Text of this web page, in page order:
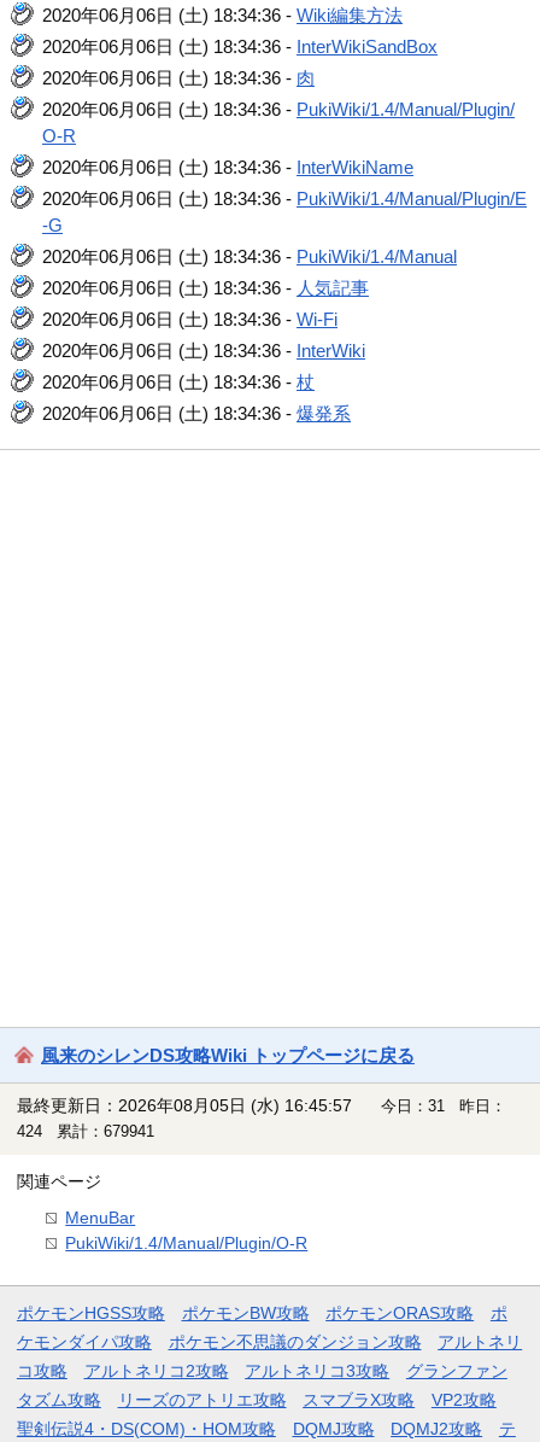
2020年06月06日 (土) 18:34:36 -Wiki編集方法
2020年06月06日 (土) 18:34:36 - InterWikiSandBox
2020年06月06日 (土) 18:34:36 - 肉
2020年06月06日 (土) 18:34:36 - PukiWiki/1.4/Manual/Plugin/
O-R
2020年06月06日 (土) 18:34:36 - InterWikiName
2020年06月06日 (土) 18:34:36 - PukiWiki/1.4/Manual/Plugin/E
-G
2020年06月06日 (土) 18:34:36 - PukiWiki/1.4/Manual
2020年06月06日 (土) 18:34:36 - 人気記事
2020年06月06日 (土) 18:34:36 -Wi-Fi
2020年06月06日 (土) 18:34:36 - InterWiki
2020年06月06日 (土) 18:34:36 -杖
2020年06月06日 (土) 18:34:36 -爆発系
風来のシレンDS攻略Wiki トップページに戻る
最終更新日：2026年08月05日 (水) 16:45:57
今日：31 昨日：
424 累計：679941
関連ページ
MenuBar
PukiWiki/1.4/Manual/Plugin/O-R
ポケモンHGSS攻略 ポケモンBW攻略 ポケモンORAS攻略
ポ
ケモンダイパ攻略
ポケモン不思議のダンジョン攻略
アルトネリ
コ攻略
アルトネリコ2攻略 アルトネリコ3攻略
グランファン
タズム攻略
リーズのアトリエ攻略 スマブラX攻略
VP2攻略
聖剣伝説4・DS(COM)・HOM攻略
DQMJ攻略 DQMJ2攻略 テ